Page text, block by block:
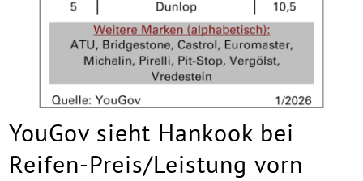
YouGov sieht Hankook bei
Reifen-Preis/Leistung vorn